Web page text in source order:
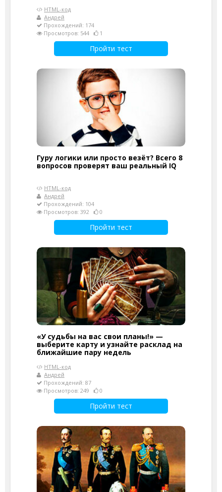
HTML-код
Андрей
Прохождений: 174
Просмотров: 544
1
Пройти тест
Гуру логики или просто везёт? Всего 8
вопросов проверят ваш реальный IQ
HTML-код
Андрей
Прохождений: 104
Просмотров: 392
0
Пройти тест
«У судьбы на вас свои планы!» —
выберите карту и узнайте расклад на
ближайшие пару недель
HTML-код
Андрей
Прохождений: 87
Просмотров: 249
0
Пройти тест